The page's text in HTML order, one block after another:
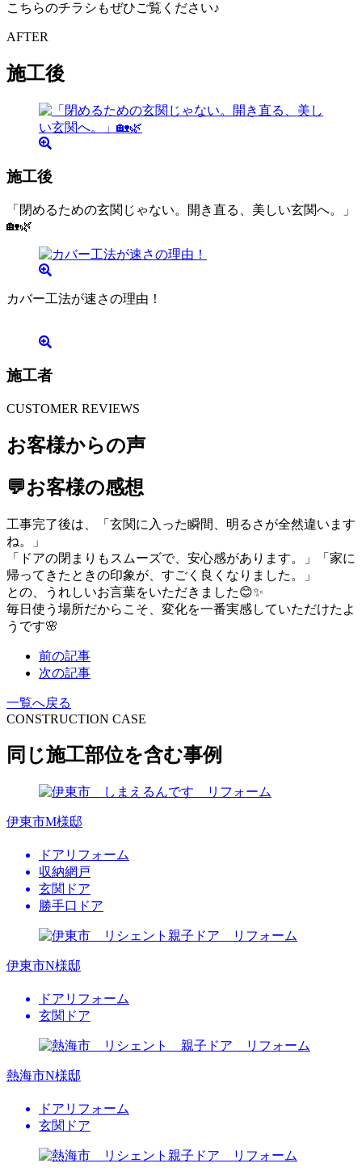
こちらのチラシもぜひご覧ください♪
AFTER
施工後
施工後
「閉めるための玄関じゃない。開き直る、美しい玄関へ。」
🏡🌿
カバー工法が速さの理由！
施工者
CUSTOMER REVIEWS
お客様からの声
💬お客様の感想
工事完了後は、「玄関に入った瞬間、明るさが全然違います
ね。」
「ドアの閉まりもスムーズで、安心感があります。」「家に
帰ってきたときの印象が、すごく良くなりました。」
との、うれしいお言葉をいただきました😊✨
毎日使う場所だからこそ、変化を一番実感していただけたよ
うです🌸
前の記事
次の記事
一覧へ戻る
CONSTRUCTION CASE
同じ施工部位を含む事例
伊東市M様邸
ドアリフォーム
収納網戸
玄関ドア
勝手口ドア
伊東市N様邸
ドアリフォーム
玄関ドア
熱海市N様邸
ドアリフォーム
玄関ドア